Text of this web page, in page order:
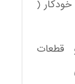
(
قطعات